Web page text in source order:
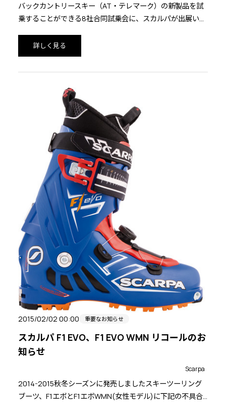
バックカントリースキー（AT・テレマーク）の新製品を試
乗することができる8社合同試乗会に、スカルパが出展いた
をご確認の上、メールにてお申し込みください。
詳しく見る
2015/02/02 00:00 重要なお知らせ
スカルパ F1 EVO、F1 EVO WMN リコールのお
知らせ
Scarpa
2014-2015秋冬シーズンに発売しましたスキーツーリング
ブーツ、F1エボとF1エボWMN(女性モデル)に下記の不具合